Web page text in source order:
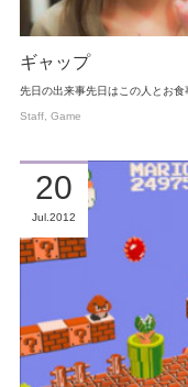
ギャップ
先日の出来事先日はこの人とお食
Staff Game
20
Jul 2012